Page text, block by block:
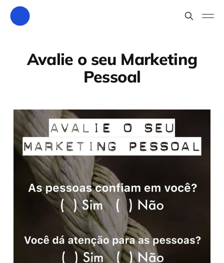
Avalie o seu Marketing
Pessoal